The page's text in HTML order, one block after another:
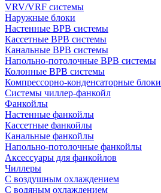
VRV/VRF системы
Наружные блоки
Настенные ВРВ системы
Кассетные ВРВ системы
Канальные ВРВ системы
Напольно-потолочные ВРВ системы
Колонные ВРВ системы
Компрессорно-конденсаторные блоки
Системы чиллер-фанкойл
Фанкойлы
Настенные фанкойлы
Кассетные фанкойлы
Канальные фанкойлы
Напольно-потолочные фанкойлы
Аксессуары для фанкойлов
Чиллеры
С воздушным охлаждением
С водяным охлаждением